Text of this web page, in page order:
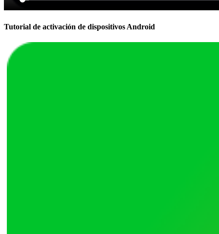
Tutorial de activación de dispositivos Android